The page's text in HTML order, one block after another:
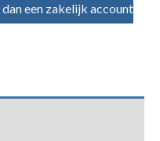
een zakelijk account